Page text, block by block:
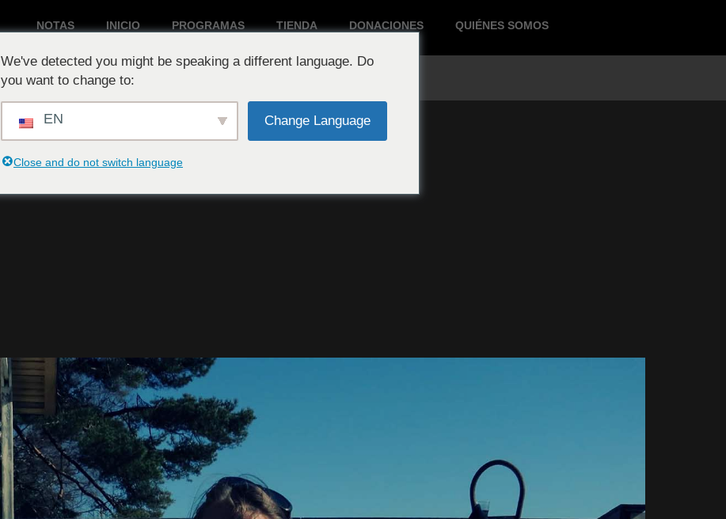
NOTAS INICIO PROGRAMAS TIENDA DONACIONES QUIÉNES SOMOS
Reproduciendo ahora:
We've detected you might be speaking a different language. Do
you want to change to:
EN Change Language
Close and do not switch language